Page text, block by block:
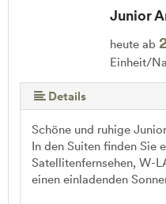
Junior
heute ab
Einheit/
Details
Schöne und ruhige
In den Suiten finden Sie
Satellitenfernsehen, W-
einen einladenden